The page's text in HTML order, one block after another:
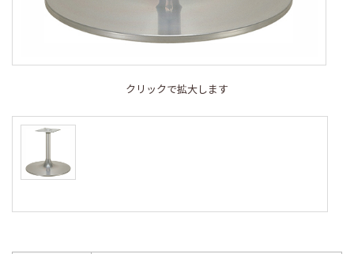
クリックで拡大します